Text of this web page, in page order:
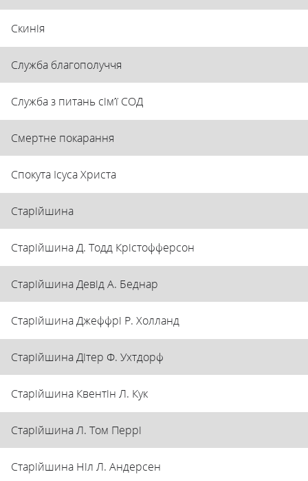
Скинія
Служба благополуччя
Служба з питань сім’ї СОД
Смертне покарання
Спокута Ісуса Христа
Старійшина
Старійшина Д. Тодд Крістофферсон
Старійшина Девід А. Беднар
Старійшина Джеффрі Р. Холланд
Старійшина Дітер Ф. Ухтдорф
Старійшина Квентін Л. Кук
Старійшина Л. Том Перрі
Старійшина Ніл Л. Андерсен